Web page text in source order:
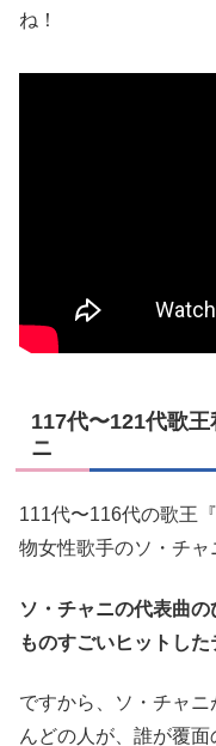
ね！
117代〜121代歌
ニ
111代〜116代の歌王
物女性歌手のソ・チャ
ソ・チャニの代表曲
ものすごいヒットした
ですから、ソ・チャ
んどの人が、誰が覆